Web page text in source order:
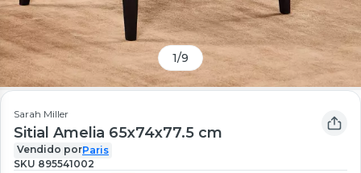
1/9
Sarah Miller
Sitial Amelia 65x74x77.5 cm
Vendido porParis
SKU 895541002